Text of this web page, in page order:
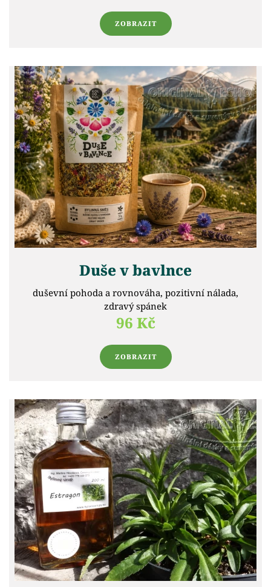
ZOBRAZIT
Duše v bavlnce
duševní pohoda a rovnováha, pozitivní nálada,
zdravý spánek
96 Kč
ZOBRAZIT